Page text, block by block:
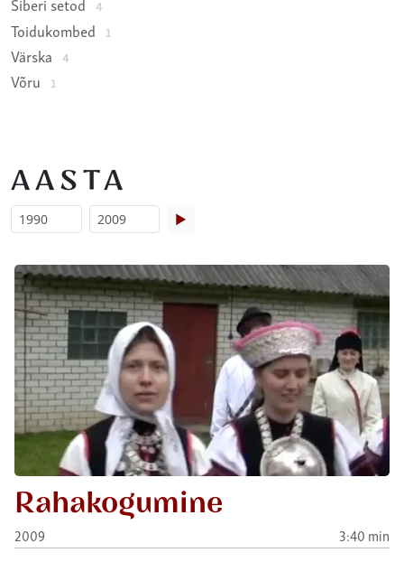
Siberi setod 4
Toidukombed 1
Värska 4
Võru 1
AASTA
▶
Rahakogumine
2009 3:40 min